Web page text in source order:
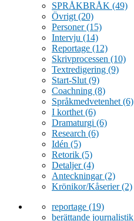
SPRÅKBRÅK (49)
Övrigt (20)
Personer(15)
Intervju (14)
Reportage (12)
Skrivprocessen (10)
Textredigering (9)
Start-Slut (9)
Coachning (8)
Språkmedvetenhet (6)
I korthet (6)
Dramaturgi (6)
Research (6)
Idén (5)
Retorik (5)
Detaljer(4)
Anteckningar(2)
Krönikor/Kåserier(2)
reportage (19)
berättande journalistik